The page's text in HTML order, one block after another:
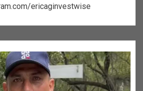
ericaginvestwise